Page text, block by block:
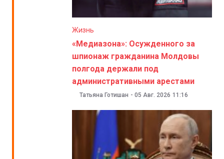
Жизнь
«Медиазона»: Осужденного за
шпионаж гражданина Молдовы
полгода держали под
административными арестами
Татьяна Готишан - 05 Авг. 2026 11:16